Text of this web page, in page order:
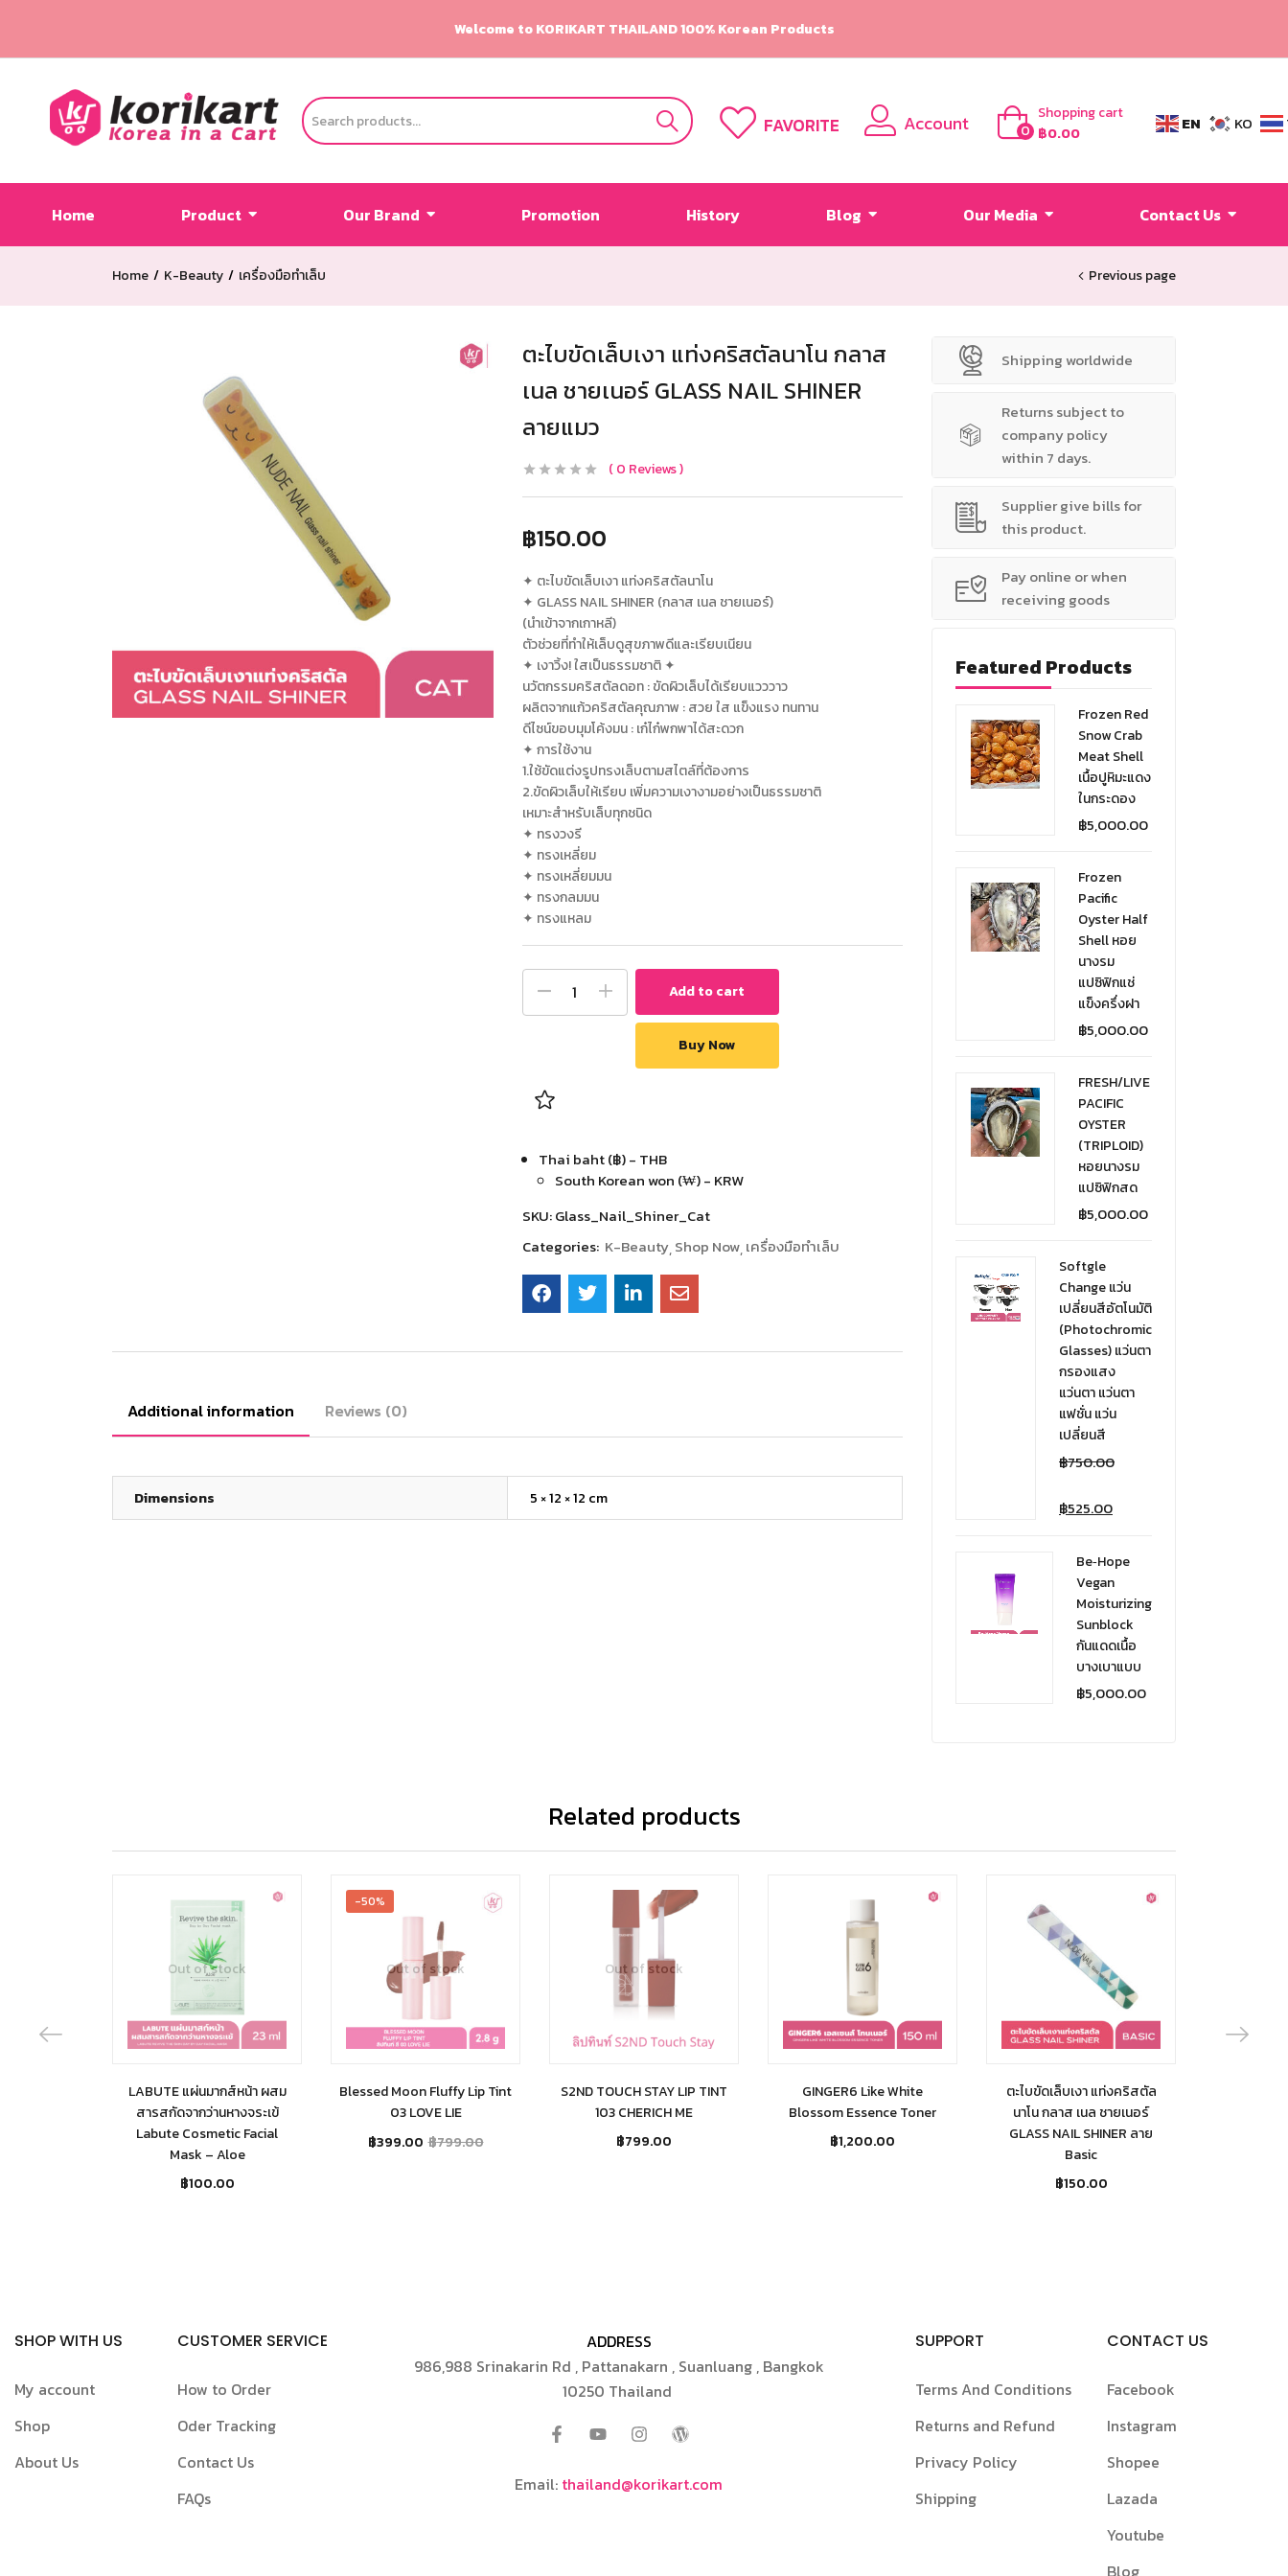
Welcome to KORIKART THAILAND 100% Korean Products
FAVORITE Account 0
Shopping cart
฿0.00 EN KO
Home Product Our Brand Promotion History Blog Our Media Contact Us
Home K-Beauty เครื่องมือทำเล็บ Previous page
Shipping worldwide
Returns subject to
company policy
within 7 days.
Supplier give bills for
this product.
Pay online or when
receiving goods
Featured Products
Frozen Red
Snow Crab
Meat Shell
เนื้อปูหิมะแดง
ในกระดอง
฿5,000.00
Frozen
Pacific
Oyster Half
Shell หอย
นางรม
แปซิฟิกแช่
แข็งครึ่งฝา
฿5,000.00
FRESH/LIVE
PACIFIC
OYSTER
(TRIPLOID)
หอยนางรม
แปซิฟิกสด
฿5,000.00
Softgle
Change แว่น
เปลี่ยนสีอัตโนมัติ
(Photochromic
Glasses) แว่นตา
กรองแสง
แว่นตา แว่นตา
แฟชั่น แว่น
เปลี่ยนสี
฿750.00
฿525.00
Be‑Hope
Vegan
Moisturizing
Sunblock
กันแดดเนื้อ
บางเบาแบบ
฿5,000.00
ตะไบขัดเล็บเงา แท่งคริสตัลนาโน กลาส
เนล ชายเนอร์ GLASS NAIL SHINER
ลายแมว
0 Reviews
฿150.00
✦ ตะไบขัดเล็บเงา แท่งคริสตัลนาโน
✦ GLASS NAIL SHINER (กลาส เนล ชายเนอร์)
(นำเข้าจากเกาหลี)
ตัวช่วยที่ทำให้เล็บดูสุขภาพดีและเรียบเนียน
✦ เงาวิ้ง! ใสเป็นธรรมชาติ ✦
นวัตกรรมคริสตัลดอท : ขัดผิวเล็บได้เรียบแวววาว
ผลิตจากแก้วคริสตัลคุณภาพ : สวย ใส แข็งแรง ทนทาน
ดีไซน์ขอบมุมโค้งมน : เก๋ไก๋พกพาได้สะดวก
✦ การใช้งาน
1.ใช้ขัดแต่งรูปทรงเล็บตามสไตล์ที่ต้องการ
2.ขัดผิวเล็บให้เรียบ เพิ่มความเงางามอย่างเป็นธรรมชาติ
เหมาะสำหรับเล็บทุกชนิด
✦ ทรงวงรี
✦ ทรงเหลี่ยม
✦ ทรงเหลี่ยมมน
✦ ทรงกลมมน
✦ ทรงแหลม
Add to cart
Buy Now
Thai baht (฿) - THB
South Korean won (₩) - KRW
SKU:Glass_Nail_Shiner_Cat
Categories: K-Beauty Shop Now เครื่องมือทำเล็บ
Additional information Reviews (0)
Dimensions 5 × 12 × 12 cm
Related products
Out of stock
LABUTE แผ่นมากส์หน้า ผสม
สารสกัดจากว่านหางจระเข้
Labute Cosmetic Facial
Mask – Aloe
฿100.00
Out of stock
-50%
Blessed Moon Fluffy Lip Tint
03 LOVE LIE
฿399.00 ฿799.00
Out of stock
S2ND TOUCH STAY LIP TINT
103 CHERICH ME
฿799.00
GINGER6 Like White
Blossom Essence Toner
฿1,200.00
ตะไบขัดเล็บเงา แท่งคริสตัล
นาโน กลาส เนล ชายเนอร์
GLASS NAIL SHINER ลาย
Basic
฿150.00
SHOP WITH US
My account
Shop
About Us
CUSTOMER SERVICE
How to Order
Oder Tracking
Contact Us
FAQs
SUPPORT
Terms And Conditions
Returns and Refund
Privacy Policy
Shipping
CONTACT US
Facebook
Instagram
Shopee
Lazada
Youtube
Blog
ADDRESS
986,988 Srinakarin Rd , Pattanakarn , Suanluang , Bangkok
10250 Thailand
Email: thailand@korikart.com